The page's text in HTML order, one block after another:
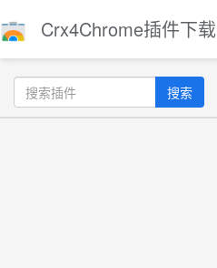
Crx4Chrome插件下载
搜索